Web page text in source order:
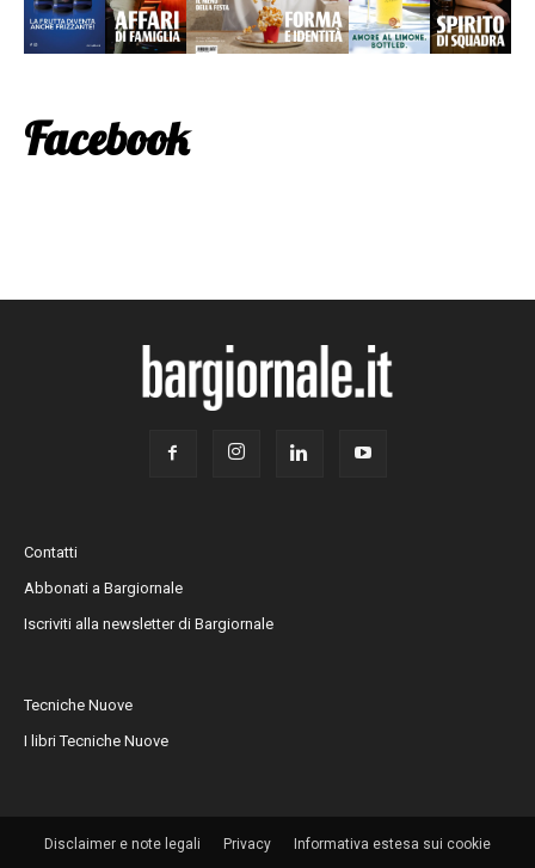
Facebook
Contatti
Abbonati a Bargiornale
Iscriviti alla newsletter di Bargiornale
Tecniche Nuove
I libri Tecniche Nuove
Disclaimer e note legali Privacy Informativa estesa sui cookie